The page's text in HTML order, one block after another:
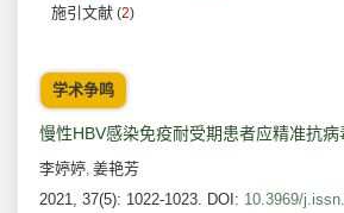
施引文献 (2)
学术争鸣
慢性HBV感染免疫耐受期患者应精准抗病
李婷婷, 姜艳芳
2021, 37(5): 1022-1023. DOI: 10.3969/